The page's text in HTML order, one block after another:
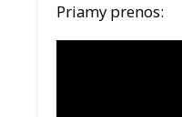
Priamy prenos: